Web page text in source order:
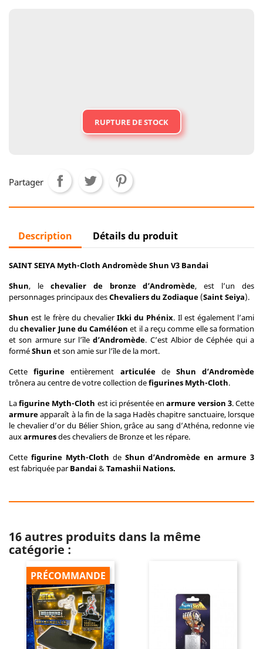
RUPTURE DE STOCK
Partager
Description Détails du produit
SAINT SEIYA Myth-Cloth Andromède Shun V3 Bandai
Shun, le chevalier de bronze d’Andromède, est l’un des
personnages principaux desChevaliers du Zodiaque(Saint Seiya).
Shun est le frère du chevalierIkki du Phénix. Il est également l’ami
duchevalier June du Caméléon et il a reçu comme elle sa formation
et son armure sur l’îled’Andromède. C’est Albior de Céphée qui a
forméShun et son amie sur l’île de la mort.
Cettefigurine entièrement articuléede Shun d’Andromède
trônera au centre de votre collection defigurines Myth-Cloth.
Lafigurine Myth-Cloth est ici présentée enarmure version 3. Cette
armureapparaît à la fin de la saga Hadès chapitre sanctuaire, lorsque
le chevalier d’or du Bélier Shion, grâce au sang d’Athéna, redonne vie
auxarmuresdes chevaliers de Bronze et les répare.
Cette figurine Myth-Cloth deShun d’Andromède en armure 3
est fabriquée parBandai &Tamashii Nations.
16 autres produits dans la même
catégorie :
PRÉCOMMANDE